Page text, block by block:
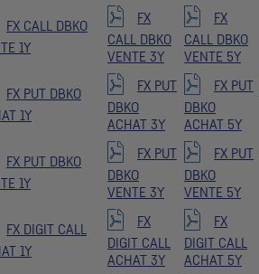
FX CALL DBKO
1Y
FX
CALL DBKO
VENTE 3Y
FX
CALL DBKO
VENTE 5Y
FX PUT DBKO
1Y
FX PUT
DBKO
ACHAT 3Y
FX PUT
DBKO
ACHAT 5Y
FX PUT DBKO
1Y
FX PUT
DBKO
VENTE 3Y
FX PUT
DBKO
VENTE 5Y
FX DIGIT CALL
1Y
FX
DIGIT CALL
ACHAT 3Y
FX
DIGIT CALL
ACHAT 5Y